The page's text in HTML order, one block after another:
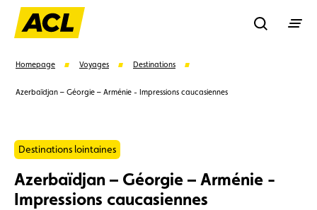
Rechercher
Suggestions
Carte membre Avantages
Homepage Voyages Destinations
Azerbaïdjan – Géorgie – Arménie - Impressions caucasiennes
Destinations lointaines
Azerbaïdjan – Géorgie – Arménie -
Impressions caucasiennes